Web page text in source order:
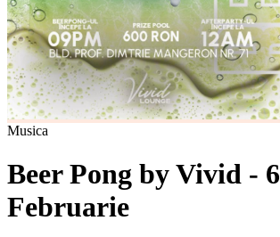
Musica
Beer Pong by Vivid - 6
Februarie